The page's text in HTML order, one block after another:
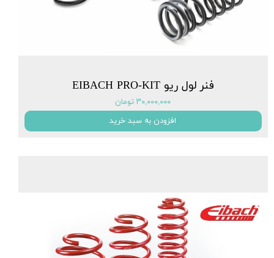
فنر لول ریو EIBACH PRO-KIT
۳۰,۰۰۰,۰۰۰ تومان
افزودن به سبد خرید